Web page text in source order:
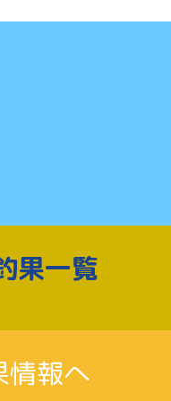
果一覧
情報へ